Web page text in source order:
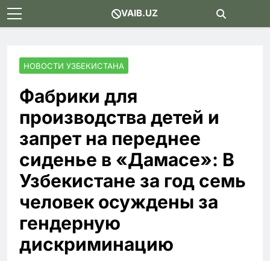
Skip
to
VAIB.UZ
НОВОСТИ УЗБЕКИСТАНА
Фабрики для
производства детей и
запрет на переднее
сиденье в «Дамасе»: В
Узбекистане за год семь
человек осуждены за
гендерную
дискриминацию